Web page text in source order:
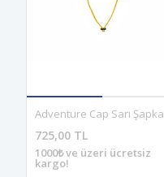
Adventure Cap Sarı Şapka
725,00 TL
1000₺ ve üzeri ücretsiz
kargo!